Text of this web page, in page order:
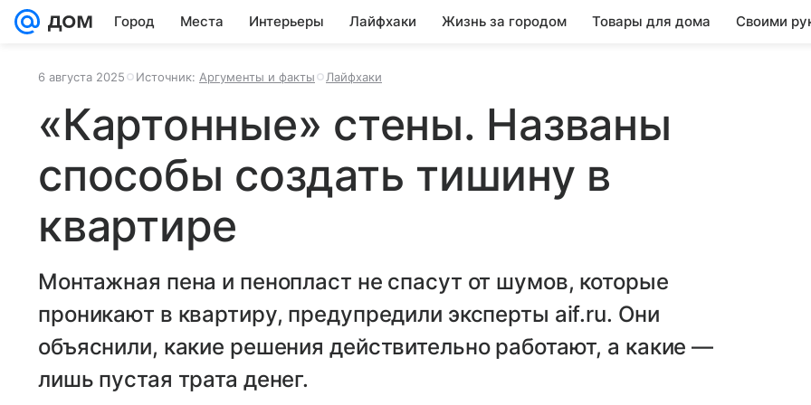
Город Места Интерьеры Лайфхаки Жизнь за городом Товары для дома Своими
6 августа 2025 Источник: Аргументы и факты Лайфхаки
«Картонные» стены. Названы
способы создать тишину в
квартире
Монтажная пена и пенопласт не спасут от шумов, которые
проникают в квартиру, предупредили эксперты aif.ru. Они
объяснили, какие решения действительно работают, а какие —
лишь пустая трата денег.